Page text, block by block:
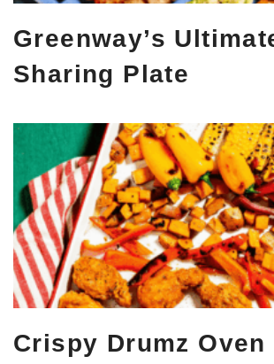
Greenway’s
Sharing Plate
Crispy Drumz Oven